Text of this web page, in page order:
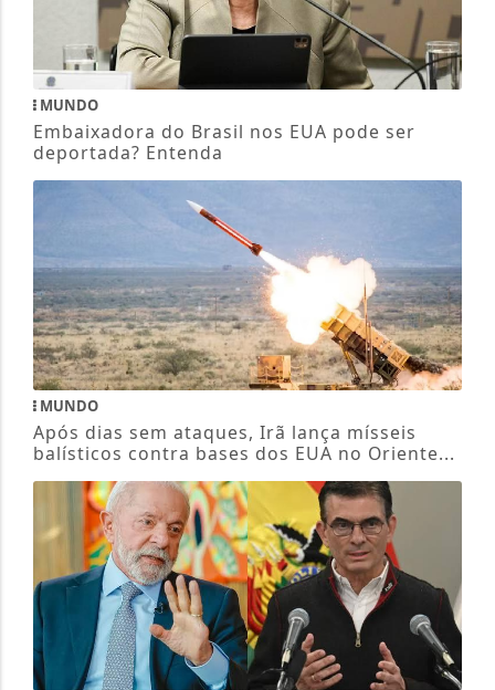
MUNDO
Embaixadora do Brasil nos EUA pode ser
deportada? Entenda
MUNDO
Após dias sem ataques, Irã lança mísseis
balísticos contra bases dos EUA no Oriente...